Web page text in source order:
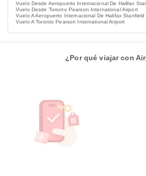
Vuelo Desde Aeropuerto Internacional De Halifax
Vuelo Desde Toronto Pearson International Airport
Vuelo A Aeropuerto Internacional De Halifax Stanfield
Vuelo A Toronto Pearson International Airport
¿Por qué viajar con